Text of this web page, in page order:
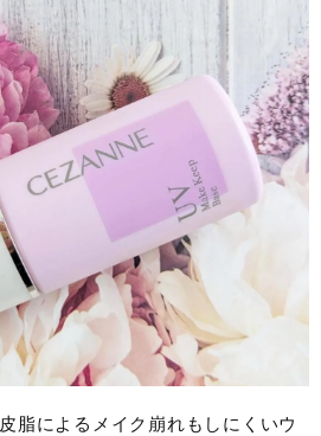
脂によるメイク崩れもしにくいウ